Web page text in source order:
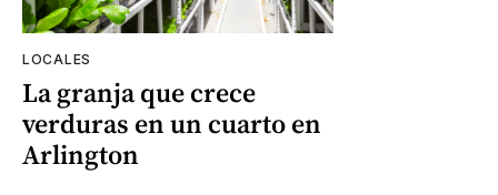
LOCALES
La granja que crece
verduras en un cuarto en
Arlington